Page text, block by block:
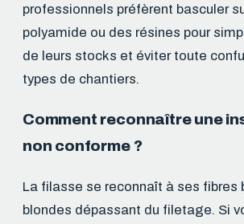
professionnels préfèrent basculer
polyamide ou des résines pour
de leurs stocks et éviter toute
types de chantiers.
Comment reconnaître une
non conforme ?
La filasse se reconnaît à ses fibres
blondes dépassant du filetage. Si